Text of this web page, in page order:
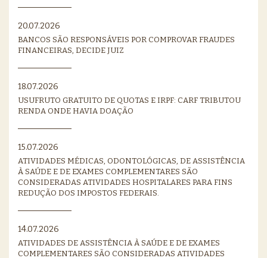
20.07.2026
BANCOS SÃO RESPONSÁVEIS POR COMPROVAR FRAUDES
FINANCEIRAS, DECIDE JUIZ
18.07.2026
USUFRUTO GRATUITO DE QUOTAS E IRPF: CARF TRIBUTOU
RENDA ONDE HAVIA DOAÇÃO
15.07.2026
ATIVIDADES MÉDICAS, ODONTOLÓGICAS, DE ASSISTÊNCIA
À SAÚDE E DE EXAMES COMPLEMENTARES SÃO
CONSIDERADAS ATIVIDADES HOSPITALARES PARA FINS
REDUÇÃO DOS IMPOSTOS FEDERAIS.
14.07.2026
ATIVIDADES DE ASSISTÊNCIA À SAÚDE E DE EXAMES
COMPLEMENTARES SÃO CONSIDERADAS ATIVIDADES